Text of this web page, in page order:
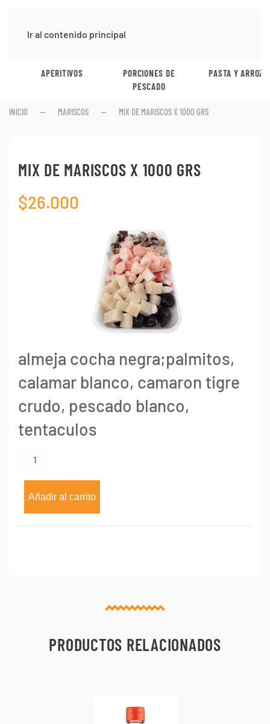
Ir al contenido principal
APERITIVOS
PORCIONES DE
PESCADO
PASTA Y ARROZ
INICIO MARISCOS MIX DE MARISCOS X 1000 GRS
MIX DE MARISCOS X 1000 GRS
$26.000
almeja cocha negra;palmitos,
calamar blanco, camaron tigre
crudo, pescado blanco,
tentaculos
mariscos
1000
Añadir al carrito
PRODUCTOS RELACIONADOS